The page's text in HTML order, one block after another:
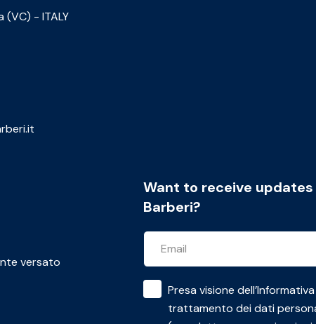
(VC) - ITALY
versato
Want to receive
Barberi?
Presa visione dell’
trattamento dei dati